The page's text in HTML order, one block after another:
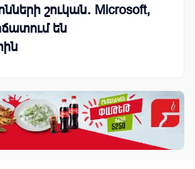
շուկան․ Microsoft,
են